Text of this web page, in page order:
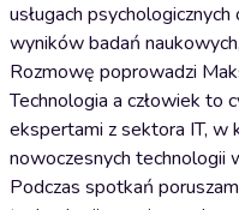
usługach
wyników badań
Rozmowę poprowadzi
Technologia a człowiek to
ekspertami z sektora IT, w
nowoczesnych technologii
Podczas spotkań